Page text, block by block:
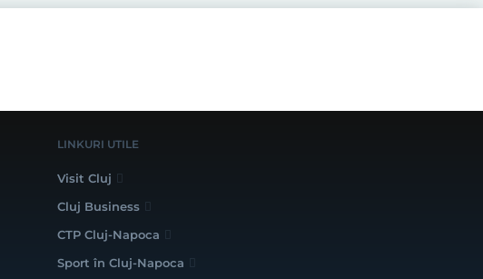
LINKURI UTILE
Visit Cluj
Cluj Business
CTP Cluj-Napoca
Sport în Cluj-Napoca